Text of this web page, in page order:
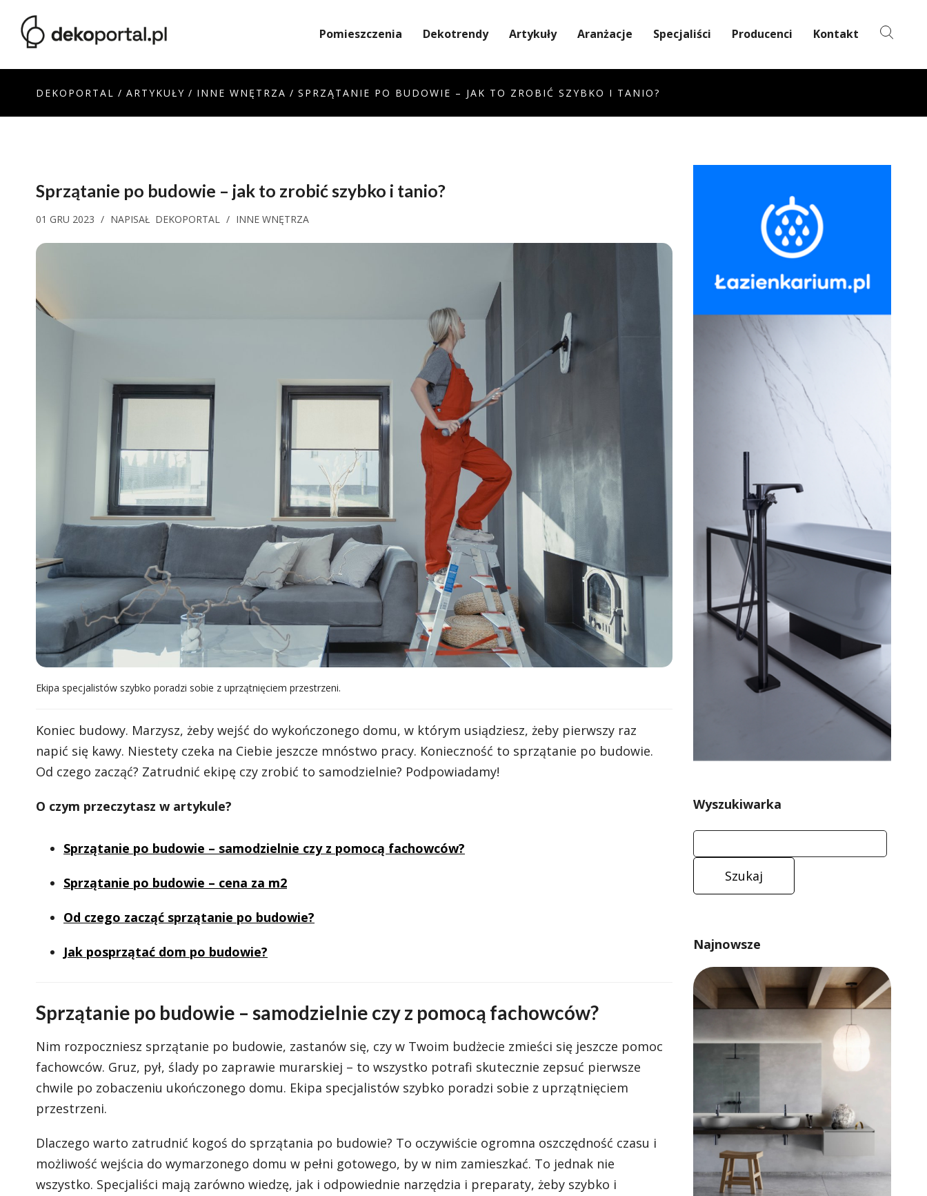
Pomieszczenia Dekotrendy Artykuły Aranżacje Specjaliści Producenci Kontakt
DEKOPORTAL / ARTYKUŁY / INNE WNĘTRZA / SPRZĄTANIE PO BUDOWIE – JAK TO ZROBIĆ SZYBKO I TANIO?
Sprzątanie po budowie – jak to zrobić szybko i tanio?
01 GRU 2023 / NAPISAŁ DEKOPORTAL / INNE WNĘTRZA
Ekipa specjalistów szybko poradzi sobie z uprzątnięciem przestrzeni.
Koniec budowy. Marzysz, żeby wejść do wykończonego domu, w którym usiądziesz, żeby pierwszy raz
napić się kawy. Niestety czeka na Ciebie jeszcze mnóstwo pracy. Konieczność to sprzątanie po budowie.
Od czego zacząć? Zatrudnić ekipę czy zrobić to samodzielnie? Podpowiadamy!
O czym przeczytasz w artykule?
Sprzątanie po budowie – samodzielnie czy z pomocą fachowców?
Sprzątanie po budowie – cena za m2
Od czego zacząć sprzątanie po budowie?
Jak posprzątać dom po budowie?
Sprzątanie po budowie – samodzielnie czy z pomocą fachowców?
Nim rozpoczniesz sprzątanie po budowie, zastanów się, czy w Twoim budżecie zmieści się jeszcze pomoc
fachowców. Gruz, pył, ślady po zaprawie murarskiej – to wszystko potrafi skutecznie zepsuć pierwsze
chwile po zobaczeniu ukończonego domu. Ekipa specjalistów szybko poradzi sobie z uprzątnięciem
przestrzeni.
Dlaczego warto zatrudnić kogoś do sprzątania po budowie? To oczywiście ogromna oszczędność czasu i
możliwość wejścia do wymarzonego domu w pełni gotowego, by w nim zamieszkać. To jednak nie
wszystko. Specjaliści mają zarówno wiedzę, jak i odpowiednie narzędzia i preparaty, żeby szybko i
Wyszukiwarka
Najnowsze